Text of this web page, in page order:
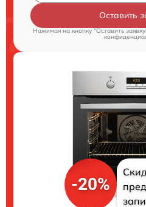
Оставить
Нажимая на кнопку "Оставить
-20%